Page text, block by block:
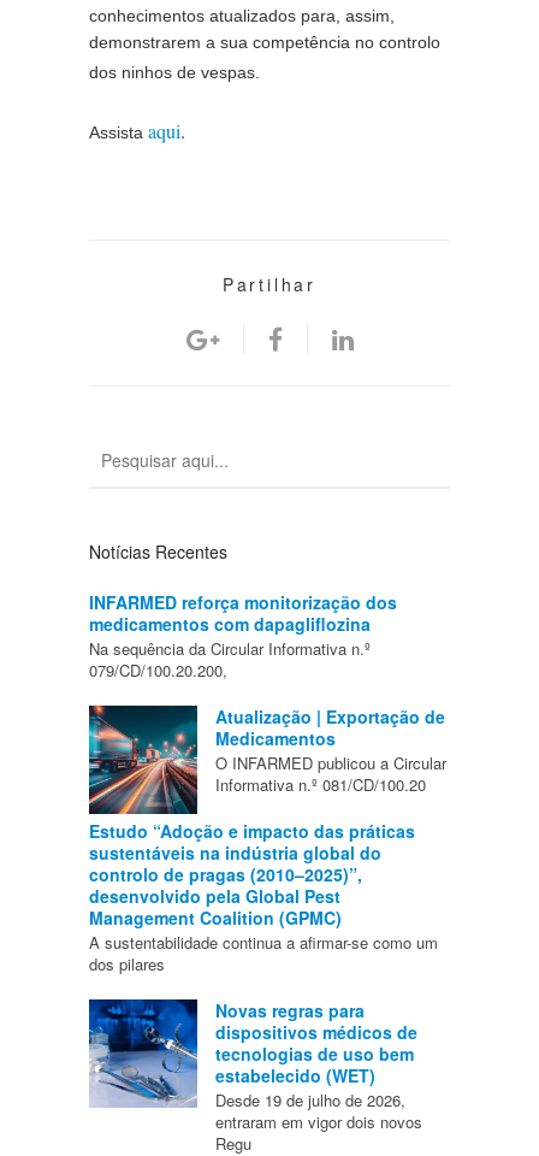
conhecimentos atualizados para, assim,
demonstrarem a sua competência no controlo
dos ninhos de vespas.
Assista aqui.
Partilhar
Notícias Recentes
INFARMED reforça monitorização dos
medicamentos com dapagliflozina
Na sequência da Circular Informativa n.º
079/CD/100.20.200,
Atualização | Exportação de
Medicamentos
O INFARMED publicou a Circular
Informativa n.º 081/CD/100.20
Estudo “Adoção e impacto das práticas
sustentáveis na indústria global do
controlo de pragas (2010–2025)”,
desenvolvido pela Global Pest
Management Coalition (GPMC)
A sustentabilidade continua a afirmar-se como um
dos pilares
Novas regras para
dispositivos médicos de
tecnologias de uso bem
estabelecido (WET)
Desde 19 de julho de 2026,
entraram em vigor dois novos
Regu